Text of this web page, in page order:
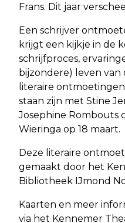
Frans. Dit jaar
Een schrijver
krijgt een kijkje in de
schrijfproces,
bijzondere) leven
literaire
staan zijn met Stine
Josephine Rombouts
Wieringa op 18 maart.
Deze literaire
gemaakt door het
Bibliotheek IJmond
Kaarten en meer
via het Kennemer